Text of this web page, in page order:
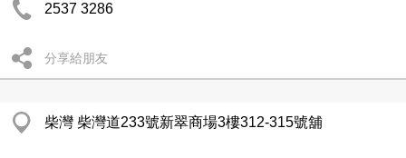
2537 3286
分享給朋友
柴灣 柴灣道233號新翠商場3樓312-315號舖